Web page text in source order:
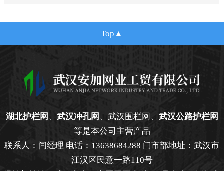
格板，防滑钢格板在设计细节
Top
湖北护栏网 、 武汉冲孔网 、武汉围栏网、 武汉公路护栏网
等是本公司主营产品
联系人：闫经理 电话：13638684288 门市部地址：武汉市
江汉区民意一路110号